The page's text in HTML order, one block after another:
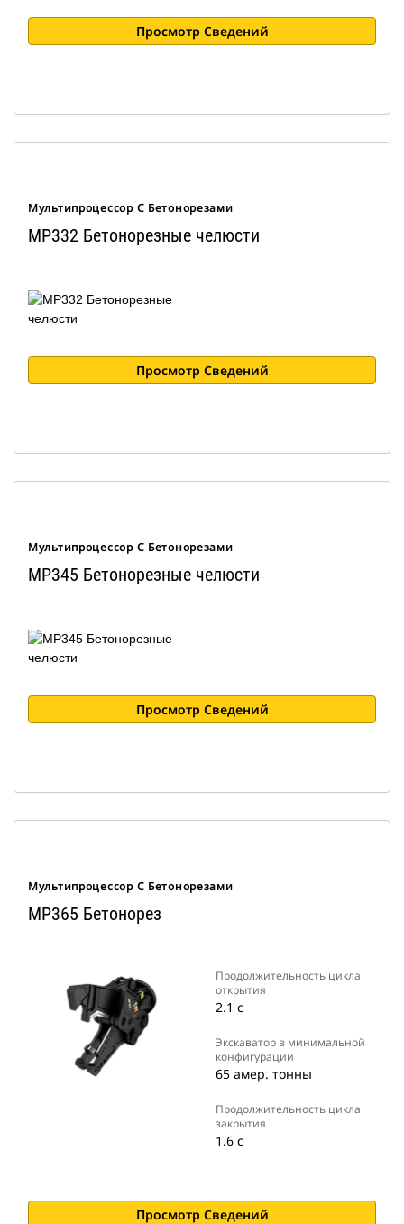
Просмотр Сведений
Мультипроцессор С Бетонорезами
MP332 Бетонорезные челюсти
Просмотр Сведений
Мультипроцессор С Бетонорезами
MP345 Бетонорезные челюсти
Просмотр Сведений
Мультипроцессор С Бетонорезами
MP365 Бетонорез
Продолжительность цикла
открытия
2.1 с
Экскаватор в минимальной
конфигурации
65 амер. тонны
Продолжительность цикла
закрытия
1.6 с
Просмотр Сведений